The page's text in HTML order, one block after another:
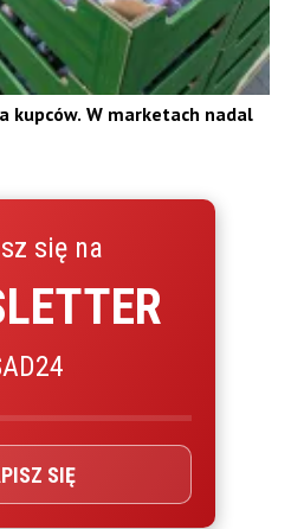
kupców. W marketach nadal
się na
SIĘ